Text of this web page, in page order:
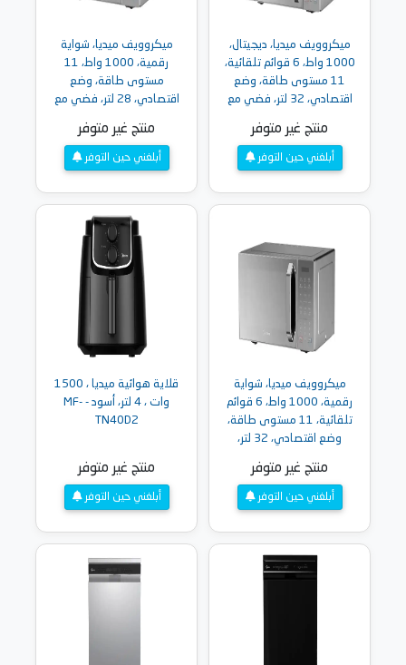
ميكروويف ميديا، ديجيتال،
1000 واط، 6 قوائم تلقائية،
11 مستوى طاقة، وضع
اقتصادي، 32 لتر، فضي مع
منتج غير متوفر
أبلغني حين التوفر
ميكروويف ميديا، شواية
رقمية، 1000 واط، 11
مستوى طاقة، وضع
اقتصادي، 28 لتر، فضي مع
منتج غير متوفر
أبلغني حين التوفر
ميكروويف ميديا، شواية
رقمية، 1000 واط، 6 قوائم
تلقائية، 11 مستوى طاقة،
وضع اقتصادي، 32 لتر،
EG0P042MX-S
منتج غير متوفر
أبلغني حين التوفر
قلاية هوائية ميديا ، 1500
وات ، 4 لتر، أسود - MF-
TN40D2
منتج غير متوفر
أبلغني حين التوفر